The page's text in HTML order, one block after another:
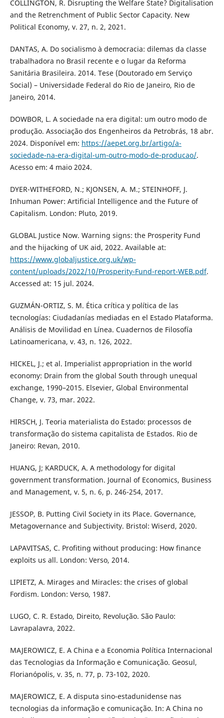
COLLINGTON, R. Disrupting the Welfare State? Digitalisation
and the Retrenchment of Public Sector Capacity. New
Political Economy, v. 27, n. 2, 2021.
DANTAS, A. Do socialismo à democracia: dilemas da classe
trabalhadora no Brasil recente e o lugar da Reforma
Sanitária Brasileira. 2014. Tese (Doutorado em Serviço
Social) – Universidade Federal do Rio de Janeiro, Rio de
Janeiro, 2014.
DOWBOR, L. A sociedade na era digital: um outro modo de
produção. Associação dos Engenheiros da Petrobrás, 18 abr.
2024. Disponível em: https://aepet.org.br/artigo/a-
sociedade-na-era-digital-um-outro-modo-de-producao/.
Acesso em: 4 maio 2024.
DYER-WITHEFORD, N.; KJONSEN, A. M.; STEINHOFF, J.
Inhuman Power: Artificial Intelligence and the Future of
Capitalism. London: Pluto, 2019.
GLOBAL Justice Now. Warning signs: the Prosperity Fund
and the hijacking of UK aid, 2022. Available at:
https://www.globaljustice.org.uk/wp-
content/uploads/2022/10/Prosperity-Fund-report-WEB.pdf.
Accessed at: 15 jul. 2024.
GUZMÁN-ORTIZ, S. M. Ética crítica y política de las
tecnologías: Ciudadanías mediadas en el Estado Plataforma.
Análisis de Movilidad en Línea. Cuadernos de Filosofía
Latinoamericana, v. 43, n. 126, 2022.
HICKEL, J.; et al. Imperialist appropriation in the world
economy: Drain from the global South through unequal
exchange, 1990–2015. Elsevier, Global Environmental
Change, v. 73, mar. 2022.
HIRSCH, J. Teoria materialista do Estado: processos de
transformação do sistema capitalista de Estados. Rio de
Janeiro: Revan, 2010.
HUANG, J; KARDUCK, A. A methodology for digital
government transformation. Journal of Economics, Business
and Management, v. 5, n. 6, p. 246-254, 2017.
JESSOP, B. Putting Civil Society in its Place. Governance,
Metagovernance and Subjectivity. Bristol: Wiserd, 2020.
LAPAVITSAS, C. Profiting without producing: How finance
exploits us all. London: Verso, 2014.
LIPIETZ, A. Mirages and Miracles: the crises of global
Fordism. London: Verso, 1987.
LUGO, C. R. Estado, Direito, Revolução. São Paulo:
Lavrapalavra, 2022.
MAJEROWICZ, E. A China e a Economia Política Internacional
das Tecnologias da Informação e Comunicação. Geosul,
Florianópolis, v. 35, n. 77, p. 73-102, 2020.
MAJEROWICZ, E. A disputa sino-estadunidense nas
tecnologias da informação e comunicação. In: A China no